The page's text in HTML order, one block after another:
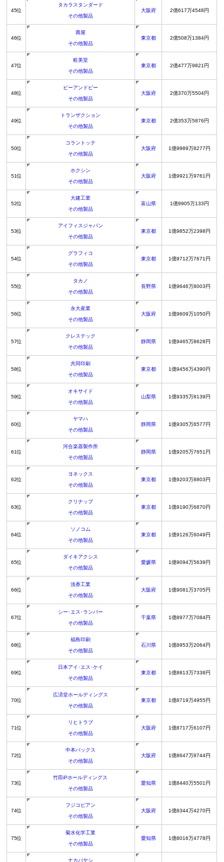
45位
タカラスタンダード
その他製品
大阪府 2億617万4548円
46位
壽屋
その他製品
東京都 2億508万1384円
47位
粧美堂
その他製品
東京都 2億477万9821円
48位
ビーアンドピー
その他製品
大阪府 2億370万5504円
49位
トランザクション
その他製品
東京都 2億353万5876円
50位
コラントッテ
その他製品
大阪府 1億9989万8277円
51位
ホクシン
その他製品
大阪府 1億9921万9761円
52位
大建工業
その他製品
富山県 1億9905万133円
53位
アイフィスジャパン
その他製品
東京都 1億9852万2398円
54位
グラフィコ
その他製品
東京都 1億9712万7671円
55位
タカノ
その他製品
長野県 1億9646万8003円
56位
永大産業
その他製品
大阪府 1億9609万1050円
57位
クレステック
その他製品
静岡県 1億9465万8628円
58位
共同印刷
その他製品
東京都 1億9456万4390円
59位
オキサイド
その他製品
山梨県 1億9335万8139円
60位
ヤマハ
その他製品
静岡県 1億9305万6577円
61位
河合楽器製作所
その他製品
静岡県 1億9205万7651円
62位
ヨネックス
その他製品
東京都 1億9203万8803円
63位
クリナップ
その他製品
東京都 1億9190万6870円
64位
ソノコム
その他製品
東京都 1億9126万6049円
65位
ダイキアクシス
その他製品
愛媛県 1億9094万5639円
66位
浅香工業
その他製品
大阪府 1億9081万3705円
67位
シー･エス･ランバー
その他製品
千葉県 1億8977万7084円
68位
福島印刷
その他製品
石川県 1億8953万2064円
69位
日本アイ･エス･ケイ
その他製品
東京都 1億8813万7338円
70位
広済堂ホールディングス
その他製品
東京都 1億8719万4955円
71位
リヒトラブ
その他製品
大阪府 1億8717万6107円
72位
中本パックス
その他製品
大阪府 1億8647万8744円
73位
竹田iPホールディングス
その他製品
愛知県 1億8440万5501円
74位
フジコピアン
その他製品
大阪府 1億8344万4270円
75位
菊水化学工業
その他製品
愛知県 1億8016万4778円
ナカバヤシ